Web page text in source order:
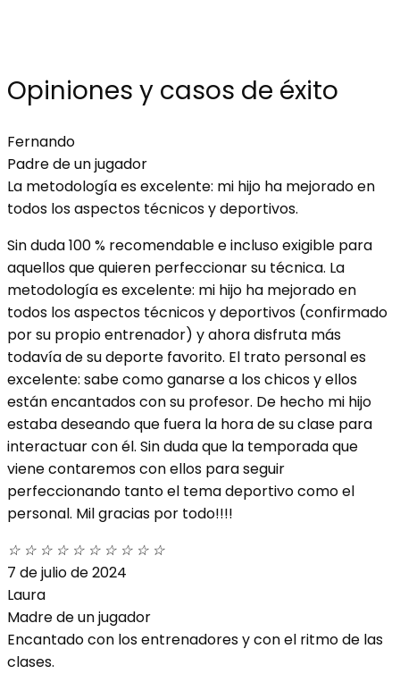
Opiniones y casos de éxito
Fernando
Padre de un jugador
La metodología es excelente: mi hijo ha mejorado en
todos los aspectos técnicos y deportivos.
Sin duda 100 % recomendable e incluso exigible para
aquellos que quieren perfeccionar su técnica. La
metodología es excelente: mi hijo ha mejorado en
todos los aspectos técnicos y deportivos (confirmado
por su propio entrenador) y ahora disfruta más
todavía de su deporte favorito. El trato personal es
excelente: sabe como ganarse a los chicos y ellos
están encantados con su profesor. De hecho mi hijo
estaba deseando que fuera la hora de su clase para
interactuar con él. Sin duda que la temporada que
viene contaremos con ellos para seguir
perfeccionando tanto el tema deportivo como el
personal. Mil gracias por todo!!!!
☆ ☆ ☆ ☆ ☆ ☆ ☆ ☆ ☆ ☆
7 de julio de 2024
Laura
Madre de un jugador
Encantado con los entrenadores y con el ritmo de las
clases.